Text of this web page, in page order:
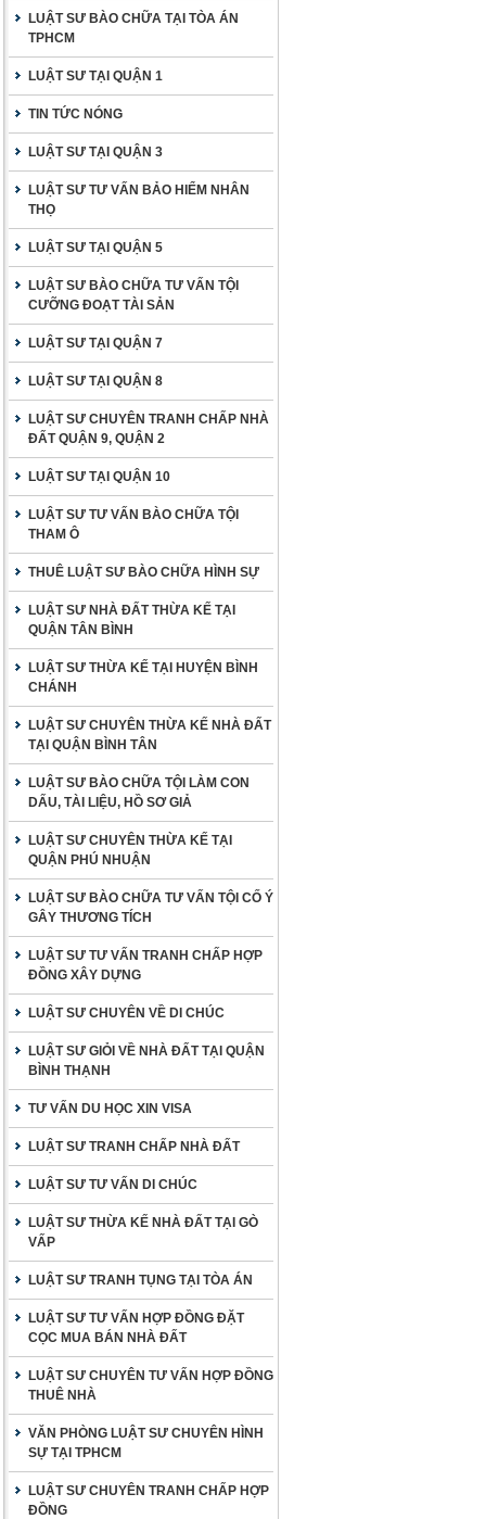
LUẬT SƯ BÀO CHỮA TẠI TÒA ÁN
TPHCM
LUẬT SƯ TẠI QUẬN 1
TIN TỨC NÓNG
LUẬT SƯ TẠI QUẬN 3
LUẬT SƯ TƯ VẤN BẢO HIỂM NHÂN
THỌ
LUẬT SƯ TẠI QUẬN 5
LUẬT SƯ BÀO CHỮA TƯ VẤN TỘI
CƯỠNG ĐOẠT TÀI SẢN
LUẬT SƯ TẠI QUẬN 7
LUẬT SƯ TẠI QUẬN 8
LUẬT SƯ CHUYÊN TRANH CHẤP NHÀ
ĐẤT QUẬN 9, QUẬN 2
LUẬT SƯ TẠI QUẬN 10
LUẬT SƯ TƯ VẤN BÀO CHỮA TỘI
THAM Ô
THUÊ LUẬT SƯ BÀO CHỮA HÌNH SỰ
LUẬT SƯ NHÀ ĐẤT THỪA KẾ TẠI
QUẬN TÂN BÌNH
LUẬT SƯ THỪA KẾ TẠI HUYỆN BÌNH
CHÁNH
LUẬT SƯ CHUYÊN THỪA KẾ NHÀ ĐẤT
TẠI QUẬN BÌNH TÂN
LUẬT SƯ BÀO CHỮA TỘI LÀM CON
DẤU, TÀI LIỆU, HỒ SƠ GIẢ
LUẬT SƯ CHUYÊN THỪA KẾ TẠI
QUẬN PHÚ NHUẬN
LUẬT SƯ BÀO CHỮA TƯ VẤN TỘI CỐ Ý
GÂY THƯƠNG TÍCH
LUẬT SƯ TƯ VẤN TRANH CHẤP HỢP
ĐỒNG XÂY DỰNG
LUẬT SƯ CHUYÊN VỀ DI CHÚC
LUẬT SƯ GIỎI VỀ NHÀ ĐẤT TẠI QUẬN
BÌNH THẠNH
TƯ VẤN DU HỌC XIN VISA
LUẬT SƯ TRANH CHẤP NHÀ ĐẤT
LUẬT SƯ TƯ VẤN DI CHÚC
LUẬT SƯ THỪA KẾ NHÀ ĐẤT TẠI GÒ
VẤP
LUẬT SƯ TRANH TỤNG TẠI TÒA ÁN
LUẬT SƯ TƯ VẤN HỢP ĐỒNG ĐẶT
CỌC MUA BÁN NHÀ ĐẤT
LUẬT SƯ CHUYÊN TƯ VẤN HỢP ĐỒNG
THUÊ NHÀ
VĂN PHÒNG LUẬT SƯ CHUYÊN HÌNH
SỰ TẠI TPHCM
LUẬT SƯ CHUYÊN TRANH CHẤP HỢP
ĐỒNG